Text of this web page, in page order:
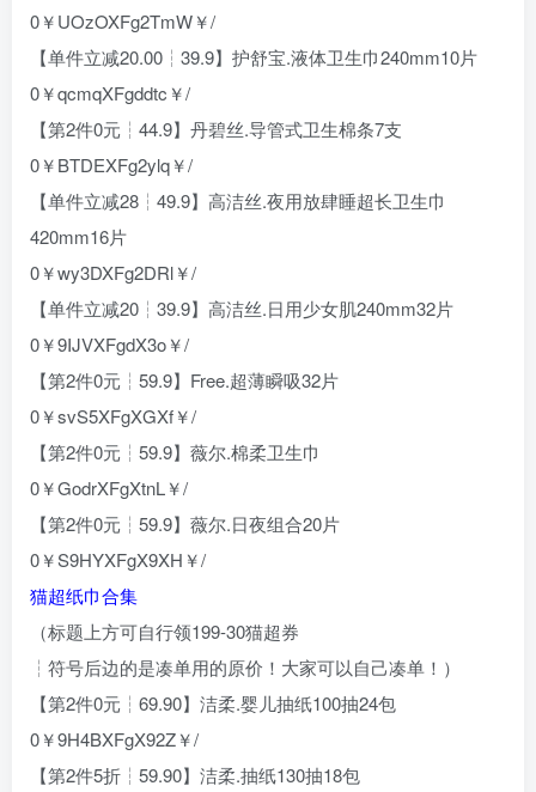
0￥UOzOXFg2TmW￥/
【单件立减20.00┆39.9】护舒宝.液体卫生巾240mm10片
0￥qcmqXFgddtc￥/
【第2件0元┆44.9】丹碧丝.导管式卫生棉条7支
0￥BTDEXFg2ylq￥/
【单件立减28┆49.9】高洁丝.夜用放肆睡超长卫生巾
420mm16片
0￥wy3DXFg2DRl￥/
【单件立减20┆39.9】高洁丝.日用少女肌240mm32片
0￥9IJVXFgdX3o￥/
【第2件0元┆59.9】Free.超薄瞬吸32片
0￥svS5XFgXGXf￥/
【第2件0元┆59.9】薇尔.棉柔卫生巾
0￥GodrXFgXtnL￥/
【第2件0元┆59.9】薇尔.日夜组合20片
0￥S9HYXFgX9XH￥/
猫超纸巾合集
（标题上方可自行领199-30猫超券
┆符号后边的是凑单用的原价！大家可以自己凑单！）
【第2件0元┆69.90】洁柔.婴儿抽纸100抽24包
0￥9H4BXFgX92Z￥/
【第2件5折┆59.90】洁柔.抽纸130抽18包